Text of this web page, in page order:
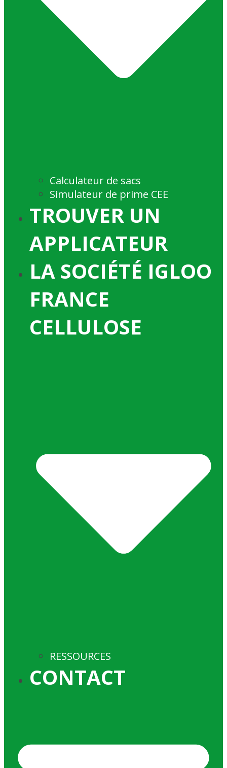
Calculateur de sacs
Simulateur de prime CEE
TROUVER UN
APPLICATEUR
LA SOCIÉTÉ IGLOO
FRANCE
CELLULOSE
RESSOURCES
CONTACT